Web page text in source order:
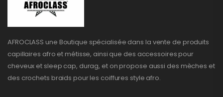
AFROCLASS une Boutique spécialisée dans la vente de produits
capillaires afro et métisse, ainsi que des accessoires pour
cheveux et sleep cap, durag, et on propose aussi des mèches et
des crochets braids pour les coiffures style afro.